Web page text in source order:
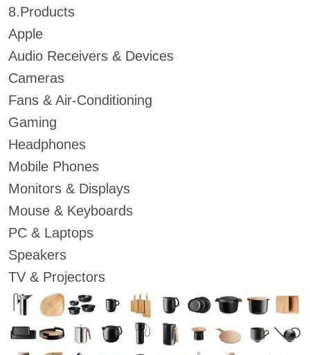
8.Products
Apple
Audio Receivers & Devices
Cameras
Fans & Air-Conditioning
Gaming
Headphones
Mobile Phones
Monitors & Displays
Mouse & Keyboards
PC & Laptops
Speakers
TV & Projectors